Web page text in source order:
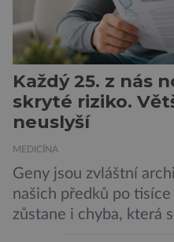
Každý 25. z nás
skryté riziko.
neuslyší
MEDICÍNA
Geny jsou zvláštní
našich předků po
zůstane i chyba, která